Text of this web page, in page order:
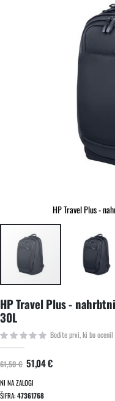
HP Travel Plus -
na
začetek
galerije
slik
HP Travel Plus -
30L
Bodite prvi, ki bo
61,50 € 51,04 €
NI NA ZALOGI
ŠIFRA 47361768